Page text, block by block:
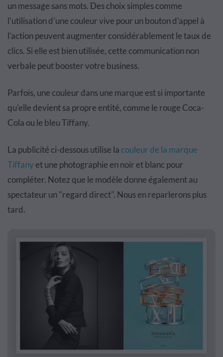
un message sans mots. Des choix simples comme
l'utilisation d'une couleur vive pour un bouton d'appel à
l'action peuvent augmenter considérablement le taux de
clics. Si elle est bien utilisée, cette communication non
verbale peut booster votre business.
Parfois, une couleur dans une marque est si importante
qu'elle devient sa propre entité, comme le rouge Coca-
Cola ou le bleu Tiffany.
La publicité ci-dessous utilise lacouleur de la marque
Tiffanyet une photographie en noir et blanc pour
compléter. Notez que le modèle donne également au
spectateur un "regard direct". Nous en reparlerons plus
tard.